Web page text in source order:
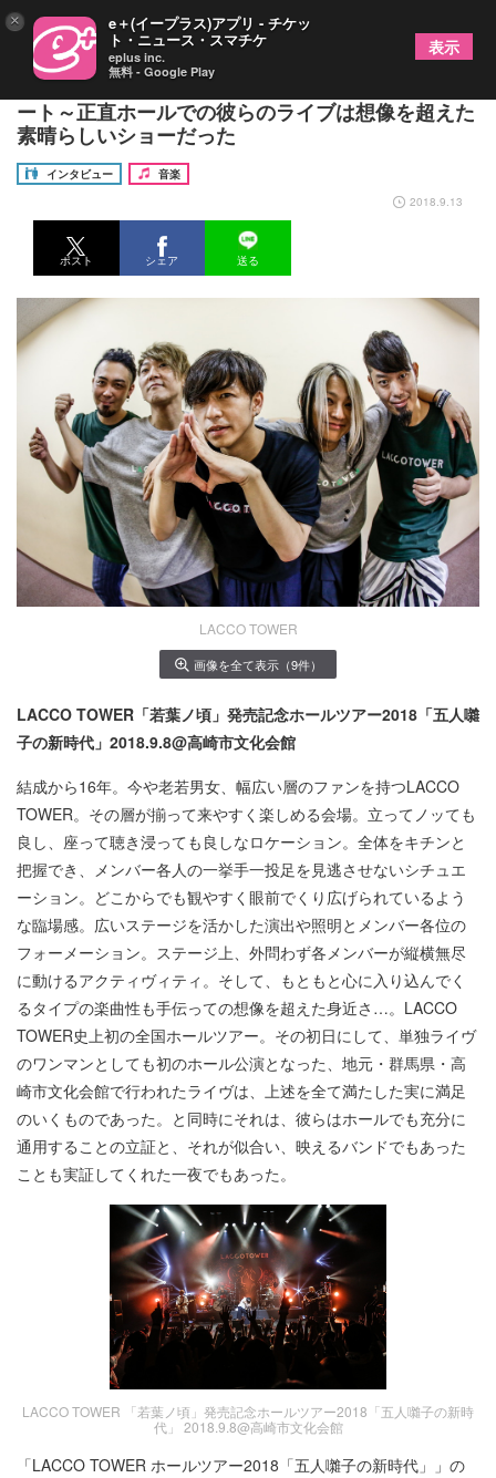
LACCO TOWERホールワンマンツアー初日をレポ
ート～正直ホールでの彼らのライブは想像を超えた
素晴らしいショーだった
インタビュー
音楽
2018.9.13
ポスト シェア 送る
LACCO TOWER
画像を全て表示（9件）
LACCO TOWER「若葉ノ頃」発売記念ホールツアー2018「五人囃
子の新時代」2018.9.8@高崎市文化会館
結成から16年。今や老若男女、幅広い層のファンを持つLACCO
TOWER。その層が揃って来やすく楽しめる会場。立ってノッても
良し、座って聴き浸っても良しなロケーション。全体をキチンと
把握でき、メンバー各人の一挙手一投足を見逃させないシチュエ
ーション。どこからでも観やすく眼前でくり広げられているよう
な臨場感。広いステージを活かした演出や照明とメンバー各位の
フォーメーション。ステージ上、外問わず各メンバーが縦横無尽
に動けるアクティヴィティ。そして、もともと心に入り込んでく
るタイプの楽曲性も手伝っての想像を超えた身近さ…。LACCO
TOWER史上初の全国ホールツアー。その初日にして、単独ライヴ
のワンマンとしても初のホール公演となった、地元・群馬県・高
崎市文化会館で行われたライヴは、上述を全て満たした実に満足
のいくものであった。と同時にそれは、彼らはホールでも充分に
通用することの立証と、それが似合い、映えるバンドでもあった
ことも実証してくれた一夜でもあった。
LACCO TOWER 「若葉ノ頃」発売記念ホールツアー2018「五人囃子の新時
代」 2018.9.8@高崎市文化会館
「LACCO TOWER ホールツアー2018「五人囃子の新時代」」の
× e＋(イープラス)アプリ - チケッ
ト・ニュース・スマチケ
eplus inc.
無料 - Google Play
表示